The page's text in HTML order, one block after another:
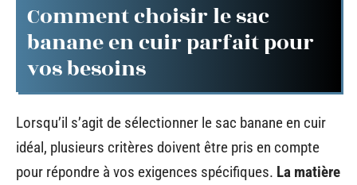
Comment choisir le sac
banane en cuir parfait pour
vos besoins
Lorsqu’il s’agit de sélectionner le sac banane en cuir
idéal, plusieurs critères doivent être pris en compte
pour répondre à vos exigences spécifiques. La matière